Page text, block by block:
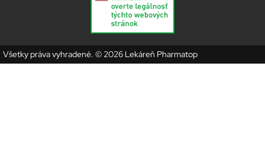
Všetky práva vyhradené. © 2026 Lekáreň Pharmatop